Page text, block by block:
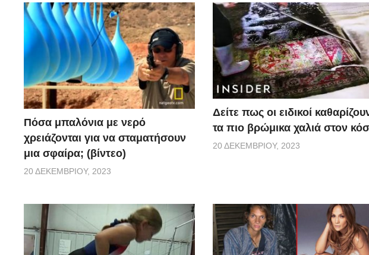
Πόσα μπαλόνια με νερό
χρειάζονται για να σταματήσουν
μια σφαίρα; (βίντεο)
20 ΔΕΚΕΜΒΡΊΟΥ, 2023
Δείτε πως οι ειδικοί
τα πιο βρώμικα χαλιά στον
20 ΔΕΚΕΜΒΡΊΟΥ, 2023